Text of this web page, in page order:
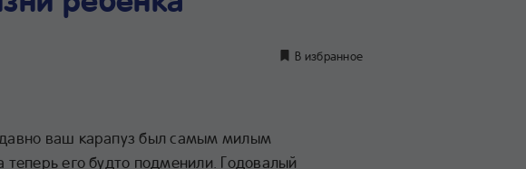
В избранное
ваш карапуз был самым милым
его будто подменили. Годовалый